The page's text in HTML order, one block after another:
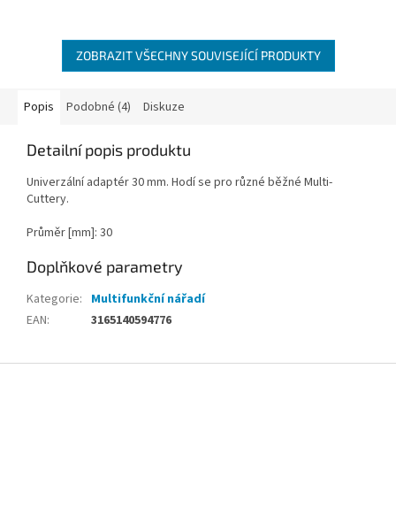
ZOBRAZIT VŠECHNY SOUVISEJÍCÍ PRODUKTY
Popis Podobné (4) Diskuze
Detailní popis produktu
Univerzální adaptér 30 mm. Hodí se pro různé běžné Multi-
Cuttery.
Průměr [mm]: 30
Doplňkové parametry
Kategorie: Multifunkční nářadí
EAN: 3165140594776